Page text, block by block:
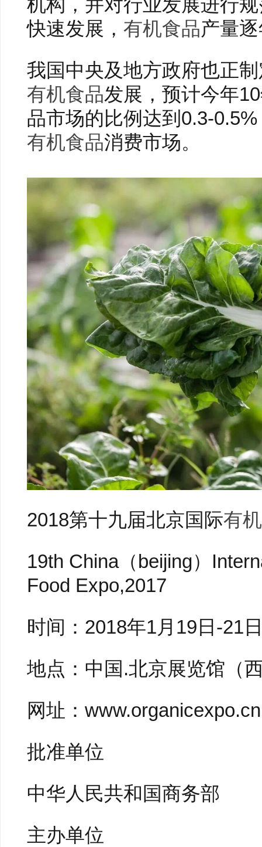
机构，并对行业发展进行
快速发展， 有机食品产量
我国中央及地方政府也正
有机食品发展，预计今年
品市场的比例达到0.3-
有机食品消费市场。
2018第十九届北京国际有
19th China（beijing）
Food Expo,2017
时间：2018年1月19日­­-21
地点：中国.北京展览馆（
网址：www.organicexpo.cn
批准单位
中华人民共和国商务部
主办单位